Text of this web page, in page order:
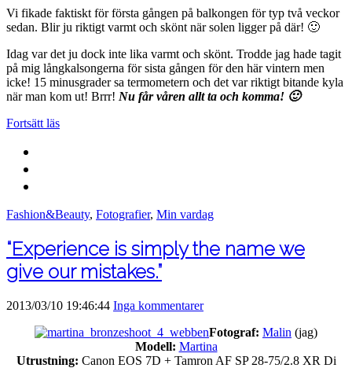
Vi fikade faktiskt för första gången på balkongen för typ två veckor
sedan. Blir ju riktigt varmt och skönt när solen ligger på där! 🙂
Idag var det ju dock inte lika varmt och skönt. Trodde jag hade tagit
på mig långkalsongerna för sista gången för den här vintern men
icke! 15 minusgrader sa termometern och det var riktigt bitande kyla
när man kom ut! Brrr! Nu får våren allt ta och komma! 🙂
Fortsätt läs
Fashion&Beauty, Fotografier, Min vardag
“Experience is simply the name we
give our mistakes.”
2013/03/10 19:46:44 Inga kommentarer
Fotograf: Malin (jag)
Modell: Martina
Utrustning: Canon EOS 7D + Tamron AF SP 28-75/2.8 XR Di